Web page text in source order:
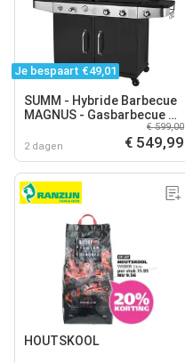
Je bespaart €49,01
SUMM - Hybride Barbecue
MAGNUS - Gasbarbecue &
Grillroosters 48x42 cm -
2 dagen
€ 599,00
€ 549,99
HOUTSKOOL